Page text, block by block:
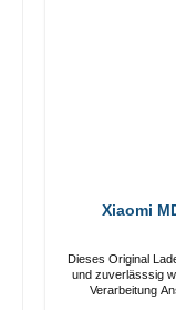
Xiaomi
Dieses Original
und zuverlässsig wieder auf.